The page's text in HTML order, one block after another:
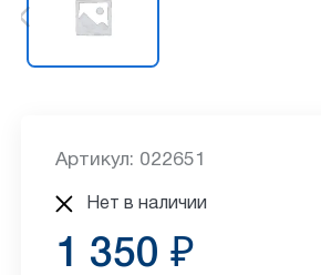
Артикул: 022651
Нет в наличии
1 350 ₽